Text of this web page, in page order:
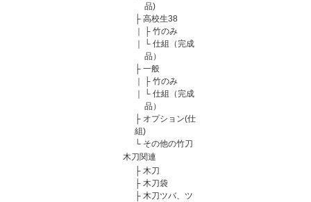
品)
├ 高校生38
├ 竹のみ
└ 仕組（完成
品）
├ 一般
├ 竹のみ
└ 仕組（完成
品）
├ オプション(仕
組)
└ その他の竹刀
木刀関連
├ 木刀
├ 木刀袋
├ 木刀ツバ、ツ